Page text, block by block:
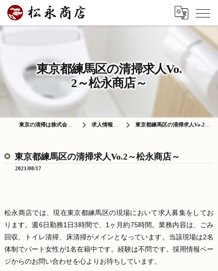
東京都練馬区の清掃求人Vo.
2～松永商店～
東京の清掃は株式会社松永商店 求人情報ブログ 東京都練馬区の清掃求人Vo.2～松永商店～
東京都練馬区の清掃求人Vo.2～松永商店～
2021/08/17
松永商店では、現在東京都練馬区の現場において求人募集をしてお
ります。週6日勤務1日3時間で、1ヶ月約75時間。業務内容は、ごみ
回収、トイレ清掃、床清掃がメインとなっています。当該現場は2名
体制でパート女性が1名在籍中です。経験は不問です。採用情報ペー
ジからのお問い合わせを心よりお待ちしています。